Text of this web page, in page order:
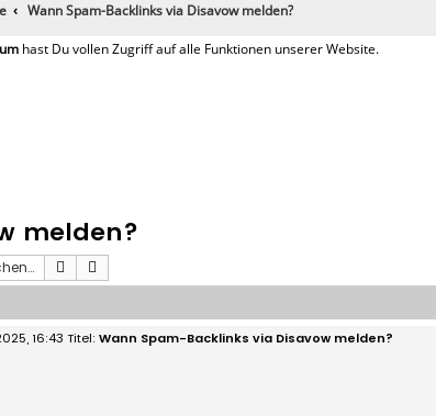
Wann Spam-Backlinks via Disavow melden?
melden?
Suche
16:43 Wann Spam-Backlinks via Disavow melden?